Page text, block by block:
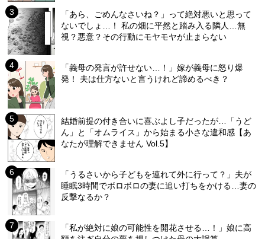
「あら、ごめんなさいね？」って絶対悪いと思って
ないでしょ…！ 私の畑に平然と踏み入る隣人…無
視？悪意？その行動にモヤモヤが止まらない
「義母の発言が許せない…！」嫁が義母に怒り爆
発！ 夫は仕方ないと言うけれど諦めるべき？
結婚前提の付き合いに喜ぶよし子だったが…「うど
ん」と「オムライス」から始まる小さな違和感【あ
なたが理解できません Vol.5】
「うるさいから子どもを連れて外に行って？」夫が
睡眠3時間でボロボロの妻に追い打ちをかける…妻の
反撃なるか？
「私が絶対に娘の可能性を開花させる…！」娘に高